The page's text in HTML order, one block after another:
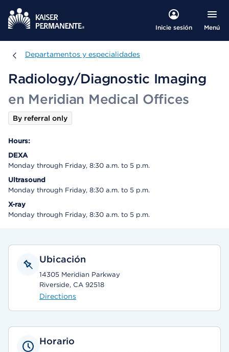
Inicie sesión Menú
Departamentos y especialidades
Departamentos y especialidades
Radiology/Diagnostic Imaging
en Meridian Medical Offices
By referral only
Hours:
DEXA
Monday through Friday, 8:30 a.m. to 5 p.m.
Ultrasound
Monday through Friday, 8:30 a.m. to 5 p.m.
X-ray
Monday through Friday, 8:30 a.m. to 5 p.m.
Ubicación
14305 Meridian Parkway
Riverside, CA 92518
Directions
Horario